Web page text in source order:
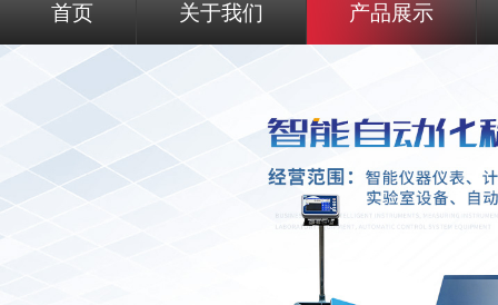
首页 关于我们 产品展示